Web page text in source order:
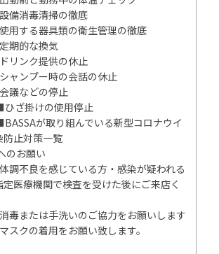
備消毒清掃の徹底
用する器具類の衛生管理の徹底
期的な換気
リンク提供の休止
ャンプー時の会話の休止
議などの停止
ざ掛けの使用停止
が取り組んでいる新型コロナウイ
防止対策一覧
のお願い
調不良を感じている方・感染が疑われる
医療機関で検査を受けた後にご来店く
毒または手洗いのご協力をお願いします
スクの着用をお願い致します。